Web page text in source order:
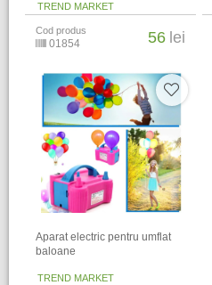
TREND MARKET
Cod produs
01854 56 lei
Aparat electric pentru umflat
baloane
TREND MARKET